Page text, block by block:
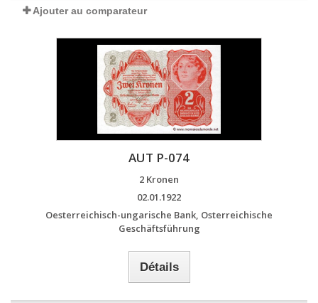
Ajouter au comparateur
AUT P-074
2 Kronen
02.01.1922
Oesterreichisch-ungarische Bank, Osterreichische
Geschäftsführung
Détails